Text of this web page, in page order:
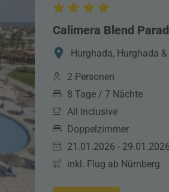
Calimera Blend
Hurghada, Hurghada
2 Personen
8 Tage / 7 Nächte
All Inclusive
Doppelzimmer
21.01.2026 -
inkl. Flug ab Nürnberg